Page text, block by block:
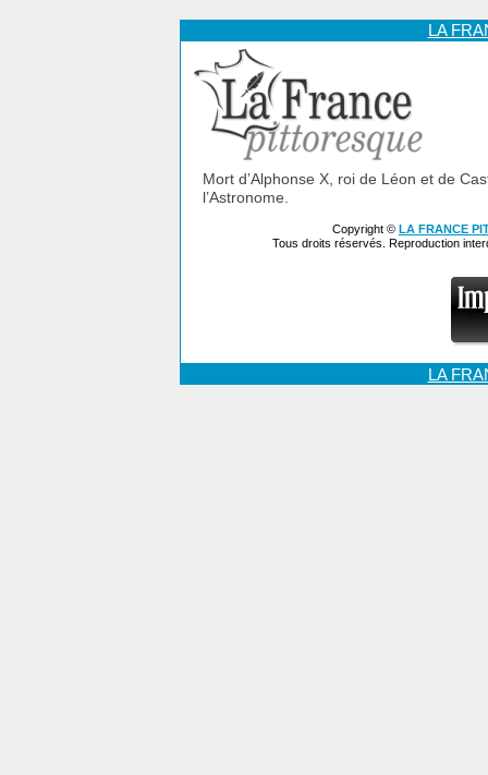
LA
Mort d’Alphonse X, roi de Léon et de
l’Astronome.
Copyright © LA FRANCE
Tous droits réservés. Reproduction
LA